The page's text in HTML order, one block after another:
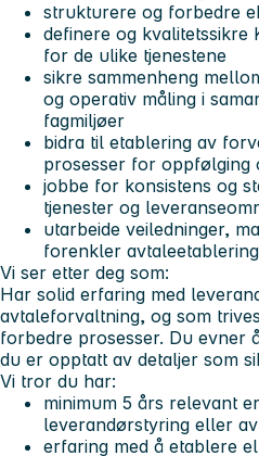
strukturere og forbedre
definere og
for de ulike tjenestene
sikre sammenheng
og operativ måling i
fagmiljøer
bidra til etablering av
prosesser for oppfølging
jobbe for konsistens og
tjenester og
utarbeide veiledninger,
forenkler
Vi ser etter deg som:
Har solid erfaring med
avtaleforvaltning, og som
forbedre prosesser. Du evner
du er opptatt av detaljer som
Vi tror du har:
minimum 5 års relevant
leverandørstyring eller
erfaring med å etablere